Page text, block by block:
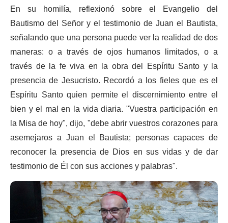
En su homilía, reflexionó sobre el Evangelio del
Bautismo del Señor y el testimonio de Juan el Bautista,
señalando que una persona puede ver la realidad de dos
maneras: o a través de ojos humanos limitados, o a
través de la fe viva en la obra del Espíritu Santo y la
presencia de Jesucristo. Recordó a los fieles que es el
Espíritu Santo quien permite el discernimiento entre el
bien y el mal en la vida diaria. "Vuestra participación en
la Misa de hoy", dijo, "debe abrir vuestros corazones para
asemejaros a Juan el Bautista; personas capaces de
reconocer la presencia de Dios en sus vidas y de dar
testimonio de Él con sus acciones y palabras".